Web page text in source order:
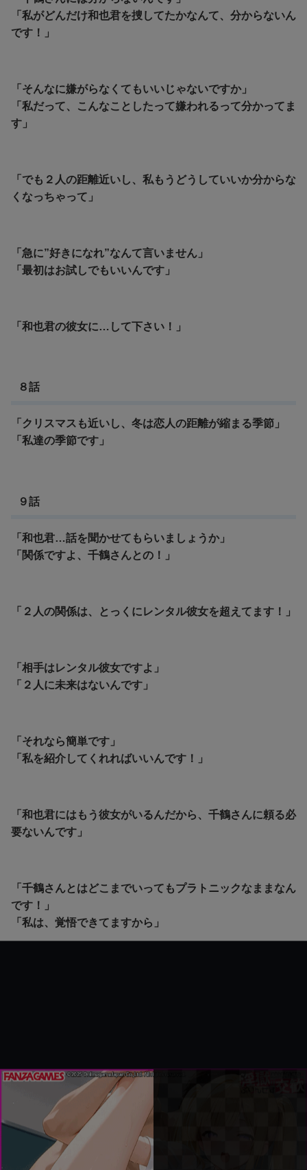
「私がどんだけ和也君を捜してたかなんて、分からないん
です！」
「そんなに嫌がらなくてもいいじゃないですか」
「私だって、こんなことしたって嫌われるって分かってま
す」
「でも２人の距離近いし、私もうどうしていいか分からな
くなっちゃって」
「急に”好きになれ”なんて言いません」
「最初はお試しでもいいんです」
「和也君の彼女に…して下さい！」
８話
「クリスマスも近いし、冬は恋人の距離が縮まる季節」
「私達の季節です」
９話
「和也君…話を聞かせてもらいましょうか」
「関係ですよ、千鶴さんとの！」
「２人の関係は、とっくにレンタル彼女を超えてます！」
「相手はレンタル彼女ですよ」
「２人に未来はないんです」
「それなら簡単です」
「私を紹介してくれればいいんです！」
「和也君にはもう彼女がいるんだから、千鶴さんに頼る必
要ないんです」
「千鶴さんとはどこまでいってもプラトニックなままなん
です！」
「私は、覚悟できてますから」